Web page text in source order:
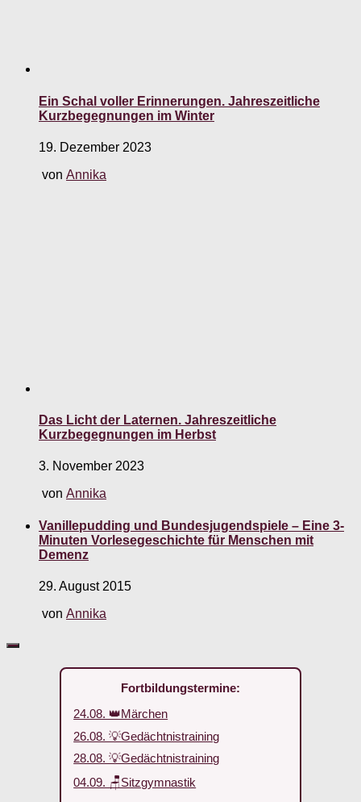
Ein Schal voller Erinnerungen. Jahreszeitliche
Kurzbegegnungen im Winter
19. Dezember 2023
von Annika
Das Licht der Laternen. Jahreszeitliche
Kurzbegegnungen im Herbst
3. November 2023
von Annika
Vanillepudding und Bundesjugendspiele – Eine 3-
Minuten Vorlesegeschichte für Menschen mit
Demenz
29. August 2015
von Annika
Fortbildungstermine:
24.08. 👑Märchen
26.08. 💡Gedächtnistraining
28.08. 💡Gedächtnistraining
04.09. 🪑Sitzgymnastik